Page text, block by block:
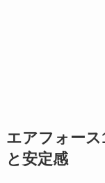
エアフォー
と安定感